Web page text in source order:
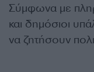
Σύμφωνα με
και δημόσιοι
να ζητήσουν